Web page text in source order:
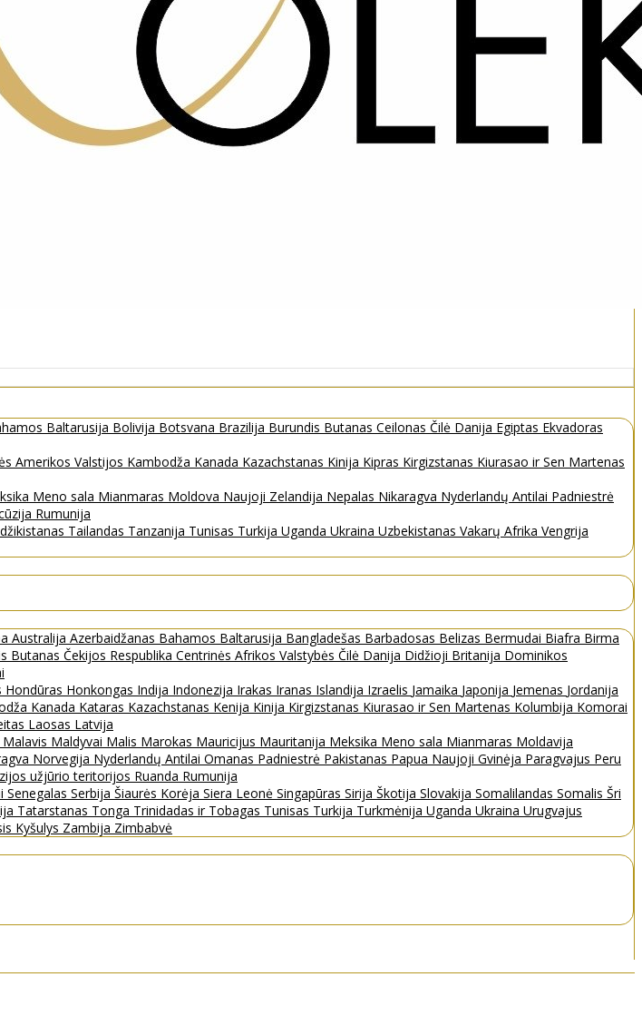
Baltarusija Bolivija Botsvana Brazilija Burundis Butanas Ceilonas Čilė Danija Egiptas Ekvadoras
Amerikos Valstijos Kambodža Kanada Kazachstanas Kinija Kipras Kirgizstanas Kiurasao ir Sen Martenas
Meno sala Mianmaras Moldova Naujoji Zelandija Nepalas Nikaragva Nyderlandų Antilai Padniestrė
Rumunija
Tailandas Tanzanija Tunisas Turkija Uganda Ukraina Uzbekistanas Vakarų Afrika Vengrija
Australija Azerbaidžanas Bahamos Baltarusija Bangladešas Barbadosas Belizas Bermudai Biafra Birma
Butanas Čekijos Respublika Centrinės Afrikos Valstybės Čilė Danija Didžioji Britanija Dominikos
Hondūras Honkongas Indija Indonezija Irakas Iranas Islandija Izraelis Jamaika Japonija Jemenas Jordanija
Kanada Kataras Kazachstanas Kenija Kinija Kirgizstanas Kiurasao ir Sen Martenas Kolumbija Komorai
Laosas Latvija
Malavis Maldyvai Malis Marokas Mauricijus Mauritanija Meksika Meno sala Mianmaras Moldavija
Norvegija Nyderlandų Antilai Omanas Padniestrė Pakistanas Papua Naujoji Gvinėja Paragvajus Peru
užjūrio teritorijos Ruanda Rumunija
Senegalas Serbija Šiaurės Korėja Siera Leonė Singapūras Sirija Škotija Slovakija Somalilandas Somalis Šri
Tatarstanas Tonga Trinidadas ir Tobagas Tunisas Turkija Turkmėnija Uganda Ukraina Urugvajus
Kyšulys Zambija Zimbabvė